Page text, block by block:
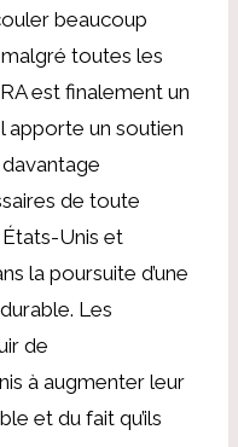
beaucoup
toutes les
est finalement un
apporte un soutien
de toute
Unis et
la poursuite d’une
Les
de
à augmenter leur
et du fait qu’ils